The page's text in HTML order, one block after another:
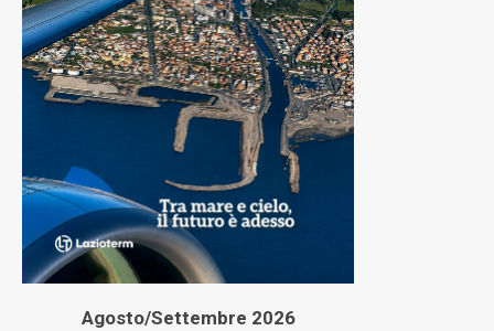
Agosto/Settembre 2026